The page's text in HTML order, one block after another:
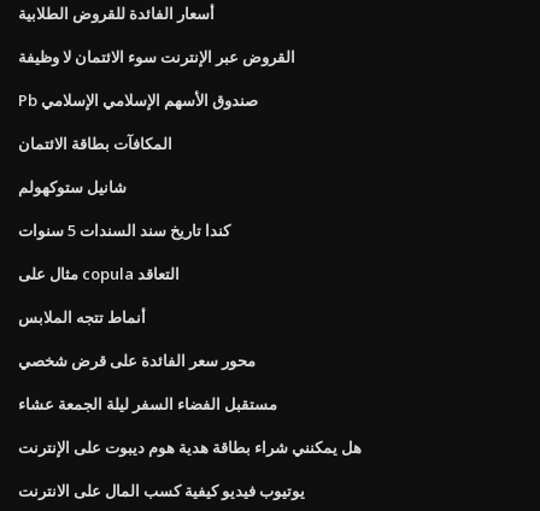
أسعار الفائدة للقروض الطلابية
القروض عبر الإنترنت سوء الائتمان لا وظيفة
Pb صندوق الأسهم الإسلامي الإسلامي
المكافآت بطاقة الائتمان
شانيل ستوكهولم
كندا تاريخ سند السندات 5 سنوات
مثال على copula التعاقد
أنماط تتجه الملابس
محور سعر الفائدة على قرض شخصي
مستقبل الفضاء السفر ليلة الجمعة عشاء
هل يمكنني شراء بطاقة هدية هوم ديبوت على الإنترنت
يوتيوب فيديو كيفية كسب المال على الانترنت